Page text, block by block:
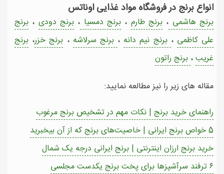
انواع برنج در فروشگاه مواد غذایی اوناتس
برنج هاشمی ، برنج طارم ، برنج دمسیا ، برنج دودی ، برنج
علی کاظمی ، برنج نیم دانه ، برنج سرلاشه ، برنج خزر، برنج
غریب، برنج راتون
مقاله های زیر را نیز مطالعه نمایید:
راهنمای خرید برنج | نکات مهم در تشخیص برنج مرغوب
5 خواص برنج ایرانی | خاصیت‎‌های برنج که از آن بی‎خبرید
خرید برنج ارزان اینترنتی | برنج ایرانی درجه یک شمال
۶ ترفند سرآشپزها برای پخت برنج یکدست مجلسی